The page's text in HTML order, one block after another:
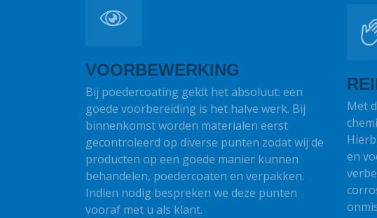
VOORBEWERKING
Bij poedercoating geldt het absoluut: een
goede voorbereiding is het halve werk. Bij
binnenkomst worden materialen eerst
gecontroleerd op diverse punten zodat wij de
producten op een goede manier kunnen
behandelen, poedercoaten en verpakken.
Indien nodig bespreken we deze punten
vooraf met u als klant.
Met
en